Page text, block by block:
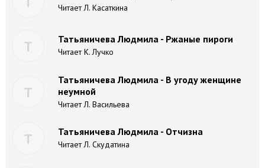
Читает Л. Касаткина
Т Татьяничева Людмила - Ржаные пироги
Читает К. Лучко
Т
Татьяничева Людмила - В угоду женщине
неумной
Читает Л. Васильева
Т Татьяничева Людмила - Отчизна
Читает Л. Скудатина